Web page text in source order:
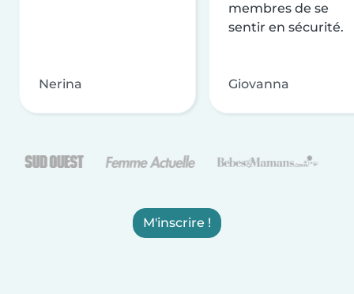
Nerina
membres de se
sentir en sécurité.
Giovanna
M'inscrire !